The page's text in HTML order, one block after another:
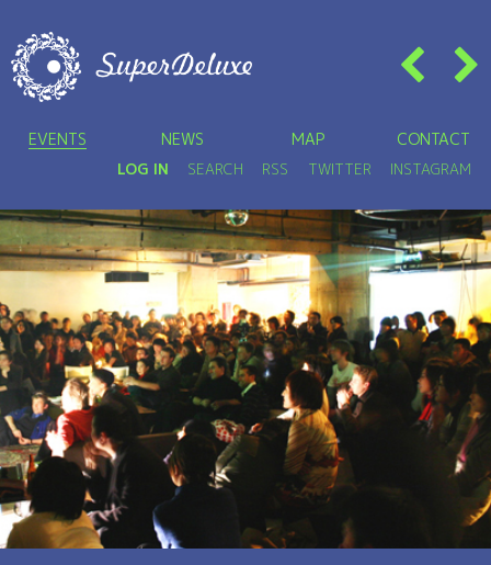
EVENTS NEWS MAP CONTACT
LOG IN SEARCH RSS TWITTER INSTAGRAM